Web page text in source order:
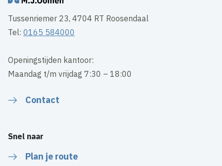
Tussenriemer 23, 4704 RT Roosendaal
Tel:0165 584000
Openingstijden kantoor:
Maandag t/m vrijdag 7:30 – 18:00
Contact
Snel naar
Plan je route